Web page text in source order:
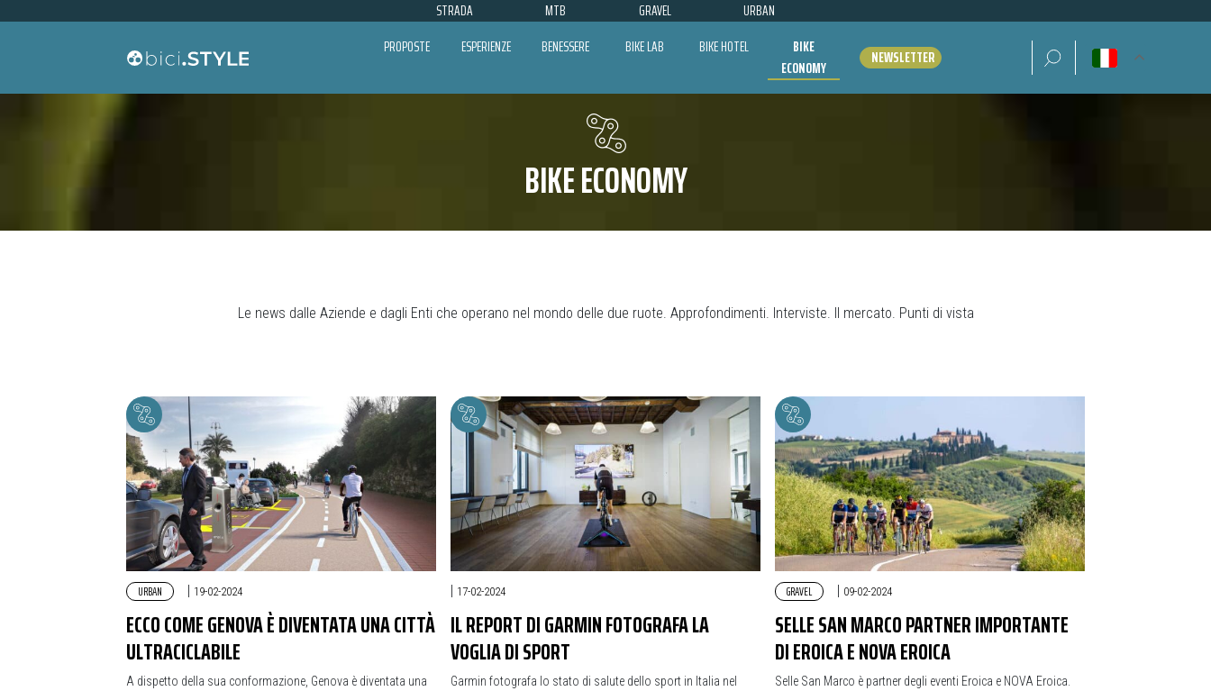
STRADA MTB GRAVEL URBAN
Navigazione principale
PROPOSTE ESPERIENZE BENESSERE BIKE LAB BIKE HOTEL
BIKE
ECONOMY
NEWSLETTER Ricerca per:
BIKE ECONOMY
Le news dalle Aziende e dagli Enti che operano nel mondo delle due ruote. Approfondimenti. Interviste. Il mercato. Punti di vista
URBAN | 19-02-2024
ECCO COME GENOVA È DIVENTATA UNA CITTÀ
ULTRACICLABILE
A dispetto della sua conformazione, Genova è diventata una
| 17-02-2024
IL REPORT DI GARMIN FOTOGRAFA LA
VOGLIA DI SPORT
Garmin fotografa lo stato di salute dello sport in Italia nel
GRAVEL | 09-02-2024
SELLE SAN MARCO PARTNER IMPORTANTE
DI EROICA E NOVA EROICA
Selle San Marco è partner degli eventi Eroica e NOVA Eroica.